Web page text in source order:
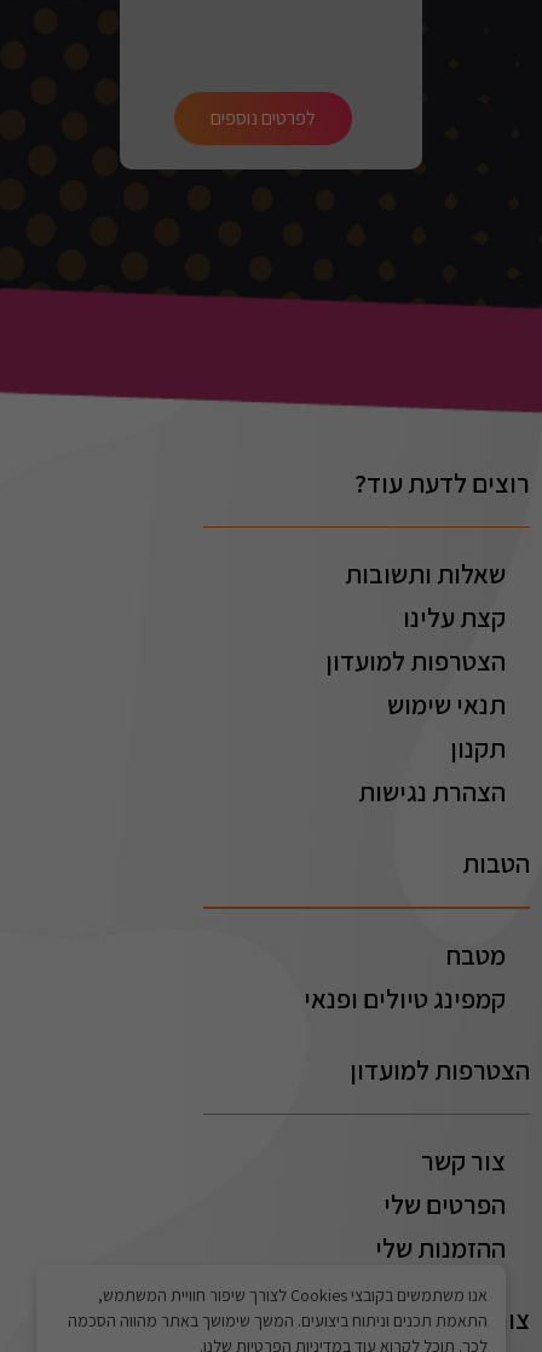
אנו משתמשים בקובצי Cookies לצורך שיפור חוויית המשתמש,
התאמת תכנים וניתוח ביצועים. המשך שימושך באתר מהווה הסכמה
לכך. תוכל לקרוא עוד במדיניות הפרטיות שלנו.
לפרטים נוספים
רוצים לדעת עוד?
שאלות ותשובות
קצת עלינו
הצטרפות למועדון
תנאי שימוש
תקנון
הצהרת נגישות
הטבות
מטבח
קמפינג טיולים ופנאי
הצטרפות למועדון
צור קשר
הפרטים שלי
ההזמנות שלי
צור קשר